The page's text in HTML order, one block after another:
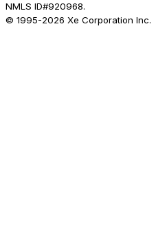
NMLS ID#920968.
© 1995-2026 Xe Corporation Inc.